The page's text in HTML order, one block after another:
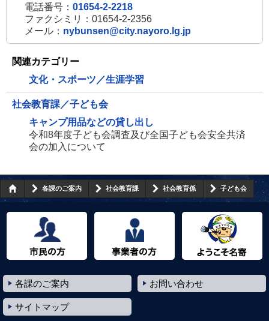
電話番号： 01654-2-2218
ファクシミリ：01654-2-2356
メール： nybunsen@city.nayoro.lg.jp
関連カテゴリー
文化・スポーツ／生涯学習
社会教育課／子ども会
キャンプ用品などの貸し出し
令和8年度子ども会調査及び全国子ども会安全共済
会の加入について
各課のご案内 社会教育課 社会教育係 子ども会
各課のご案内 お問い合わせ
サイトマップ